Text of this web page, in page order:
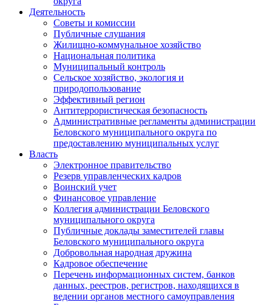
Деятельность
Советы и комиссии
Публичные слушания
Жилищно-коммунальное хозяйство
Национальная политика
Муниципальный контроль
Сельское хозяйство, экология и
природопользование
Эффективный регион
Антитеррористическая безопасность
Административные регламенты администрации
Беловского муниципального округа по
предоставлению муниципальных услуг
Власть
Электронное правительство
Резерв управленческих кадров
Воинский учет
Финансовое управление
Коллегия администрации Беловского
муниципального округа
Публичные доклады заместителей главы
Беловского муниципального округа
Добровольная народная дружина
Кадровое обеспечение
Перечень информационных систем, банков
данных, реестров, регистров, находящихся в
ведении органов местного самоуправления